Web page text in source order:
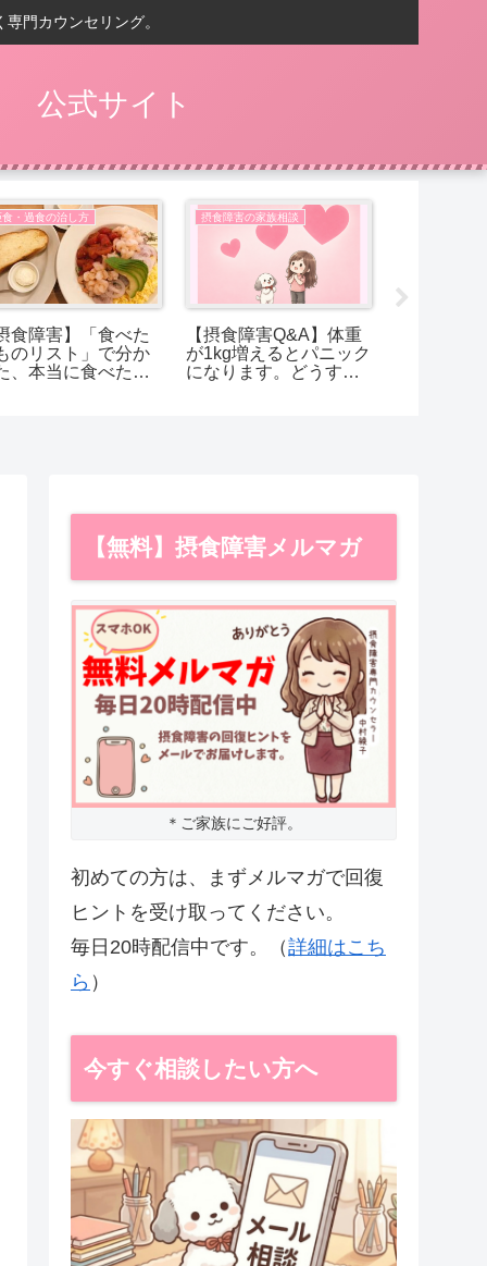
門カウンセリング。
公式サイト
食・過食の治し方
食障害】「食べた
のリスト」で分か
、本当に食べたか
摂食障害の家族相談
【摂食障害Q&A】体重
が1kg増えるとパニック
になります。どうすれ
【無料】摂食障害メルマガ
＊ご家族にご好評。
初めての方は、まずメルマガで回復
ヒントを受け取ってください。
毎日20時配信中です。（詳細はこち
ら ）
今すぐ相談したい方へ